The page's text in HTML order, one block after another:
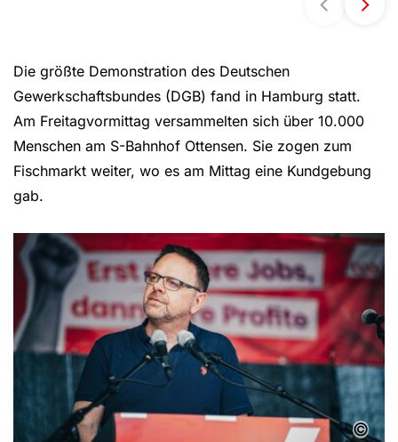
Die größte Demonstration des Deutschen
Gewerkschaftsbundes (DGB) fand in Hamburg statt.
Am Freitagvormittag versammelten sich über 10.000
Menschen am S-Bahnhof Ottensen. Sie zogen zum
Fischmarkt weiter, wo es am Mittag eine Kundgebung
gab.
©